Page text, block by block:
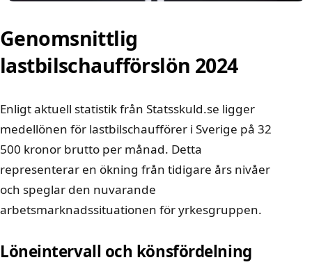
Genomsnittlig
lastbilschaufförslön 2024
Enligt aktuell statistik från Statsskuld.se ligger
medellönen för lastbilschaufförer i Sverige på 32
500 kronor brutto per månad. Detta
representerar en ökning från tidigare års nivåer
och speglar den nuvarande
arbetsmarknadssituationen för yrkesgruppen.
Löneintervall och könsfördelning